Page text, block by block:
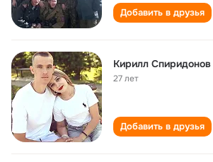
Добавить в друзья
Кирилл Спиридонов
27 лет
Добавить в друзья